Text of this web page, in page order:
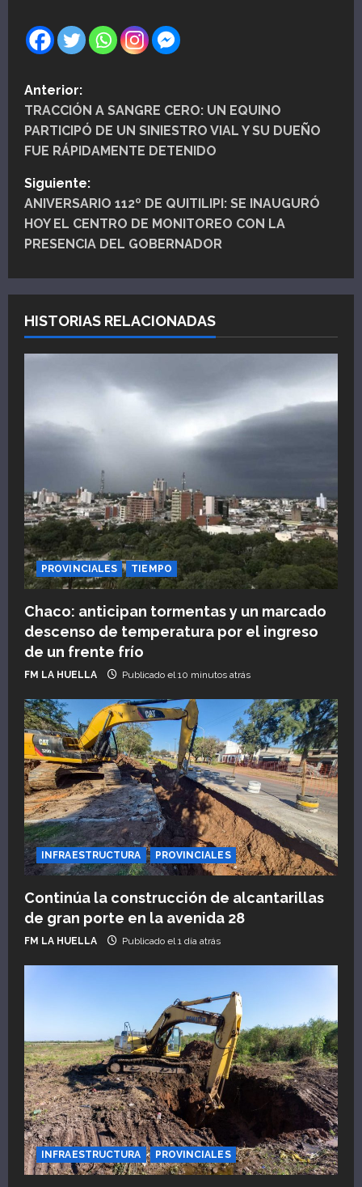
N
a
v
e
g
a
c
i
ó
d
e
n
t
r
a
d
a
s
Anterior:
TRACCIÓN A SANGRE CERO: UN EQUINO
PARTICIPÓ DE UN SINIESTRO VIAL Y SU DUEÑO
FUE RÁPIDAMENTE DETENIDO
Siguiente:
ANIVERSARIO 112º DE QUITILIPI: SE INAUGURÓ
HOY EL CENTRO DE MONITOREO CON LA
PRESENCIA DEL GOBERNADOR
HISTORIAS RELACIONADAS
PROVINCIALES TIEMPO
Chaco: anticipan tormentas y un marcado
descenso de temperatura por el ingreso
de un frente frío
FM LA HUELLA Publicado el 10 minutos atrás
INFRAESTRUCTURA PROVINCIALES
Continúa la construcción de alcantarillas
de gran porte en la avenida 28
FM LA HUELLA Publicado el 1 día atrás
INFRAESTRUCTURA PROVINCIALES